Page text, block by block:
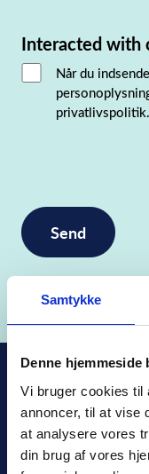
Samtykke
Denne hjemmeside
Vi bruger cookies til
annoncer, til at vise
at analysere vores
din brug af vores
Interacted with
Når du
privatlivspolitik.